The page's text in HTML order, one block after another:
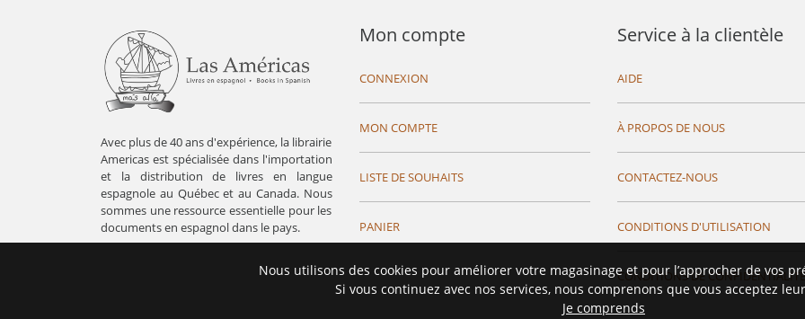
Avec plus de 40 ans d'expérience, la librairie
Americas est spécialisée dans l'importation
et la distribution de livres en langue
espagnole au Québec et au Canada. Nous
sommes une ressource essentielle pour les
documents en espagnol dans le pays.
Mon compte
CONNEXION
MON COMPTE
LISTE DE SOUHAITS
PANIER
Service à la clientèle
AIDE
À PROPOS DE NOUS
CONTACTEZ-NOUS
CONDITIONS D'UTILISATION
CONDITIONS DE CONFIDENTIALITÉ
Nous utilisons des cookies pour améliorer votre magasinage et pour l’approcher de vos
Si vous continuez avec nos services, nous comprenons que vous acceptez
Je comprends